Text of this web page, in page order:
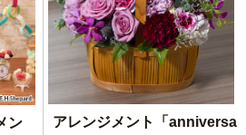
ン
アレンジメント「anniversa